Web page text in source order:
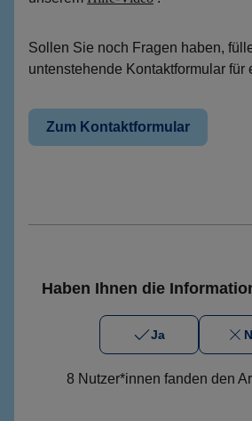
Sollen Sie noch Fragen haben,
untenstehende Kontaktformular für
Zum Kontaktformular
Haben Ihnen die
Ja
8 Nutzer*innen fanden den